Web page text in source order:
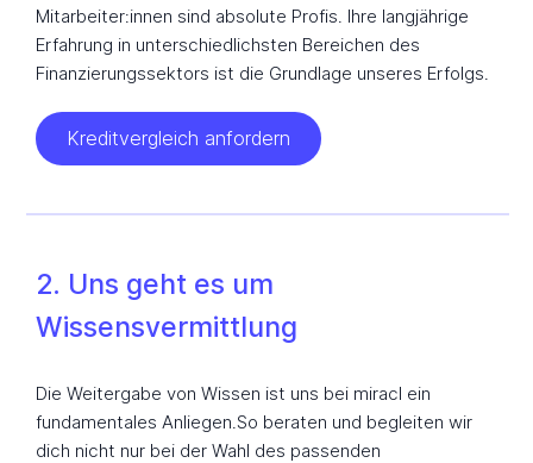
Mitarbeiter:innen sind absolute Profis. Ihre langjährige
Erfahrung in unterschiedlichsten Bereichen des
Finanzierungssektors ist die Grundlage unseres Erfolgs.
Kreditvergleich anfordern
2. Uns geht es um
Wissensvermittlung
Die Weitergabe von Wissen ist uns bei miracl ein
fundamentales Anliegen.So beraten und begleiten wir
dich nicht nur bei der Wahl des passenden